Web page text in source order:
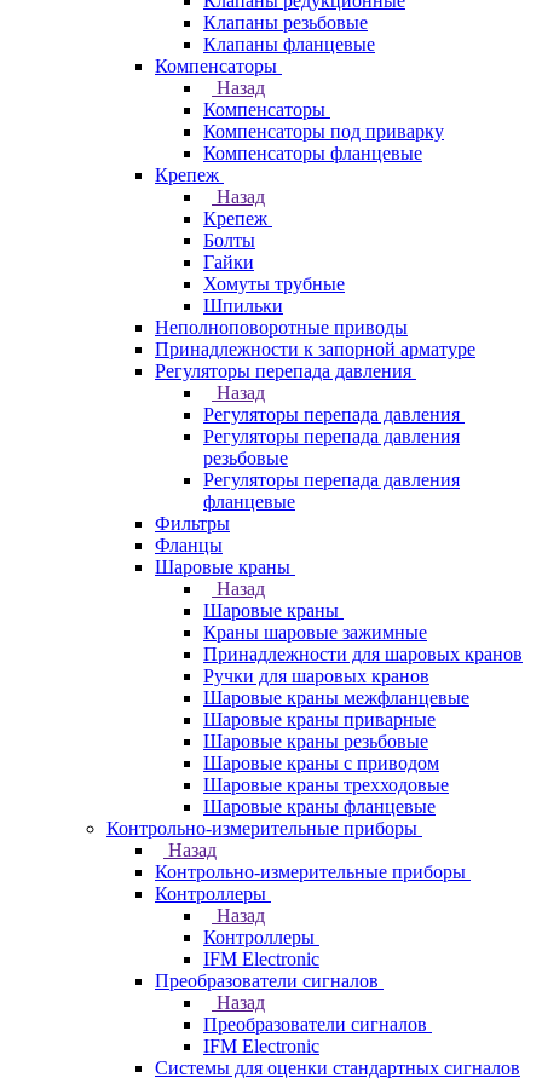
Клапаны резьбовые
Клапаны фланцевые
Компенсаторы
Назад
Компенсаторы
Компенсаторы под приварку
Компенсаторы фланцевые
Крепеж
Назад
Крепеж
Болты
Гайки
Хомуты трубные
Шпильки
Неполноповоротные приводы
Принадлежности к запорной арматуре
Регуляторы перепада давления
Назад
Регуляторы перепада давления
Регуляторы перепада давления
резьбовые
Регуляторы перепада давления
фланцевые
Фильтры
Фланцы
Шаровые краны
Назад
Шаровые краны
Краны шаровые зажимные
Принадлежности для шаровых кранов
Ручки для шаровых кранов
Шаровые краны межфланцевые
Шаровые краны приварные
Шаровые краны резьбовые
Шаровые краны с приводом
Шаровые краны трехходовые
Шаровые краны фланцевые
Контрольно-измерительные приборы
Назад
Контрольно-измерительные приборы
Контроллеры
Назад
Контроллеры
IFM Electronic
Преобразователи сигналов
Назад
Преобразователи сигналов
IFM Electronic
Системы для оценки стандартных сигналов